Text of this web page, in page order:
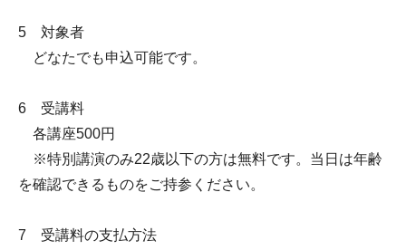
5 対象者
どなたでも申込可能です。
6 受講料
各講座500円
※特別講演のみ22歳以下の方は無料です。当日は年齢
を確認できるものをご持参ください。
7 受講料の支払方法